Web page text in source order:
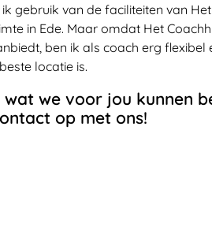
gebruik van de faciliteiten van
in Ede. Maar omdat Het
ben ik als coach erg flexibel
locatie is.
we voor jou kunnen
op met ons!